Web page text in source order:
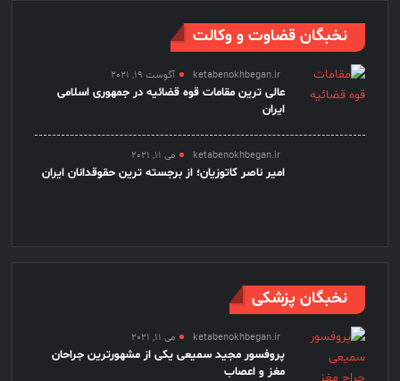
نخبگان قضاوت و وکالت
ketabenokhbegan.ir آگوست 19, 2021
عالی ترین مقامات قوه قضائیه در جمهوری اسلامی
ایران
ketabenokhbegan.ir می 11, 2021
امیر ناصر کاتوزیان؛ از برجسته ترین حقوقدانان ایران
نخبگان پزشکی
ketabenokhbegan.ir می 11, 2021
پروفسور مجید سمیعی یکی از مشهورترین جراحان
مغز و اعصاب